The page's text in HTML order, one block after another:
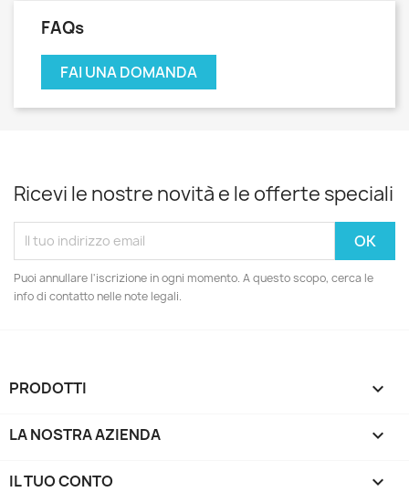
FAQs
FAI UNA DOMANDA
Ricevi le nostre novità e le offerte speciali
Puoi annullare l'iscrizione in ogni momento. A questo scopo, cerca le
info di contatto nelle note legali.
PRODOTTI 
LA NOSTRA AZIENDA 
IL TUO CONTO 